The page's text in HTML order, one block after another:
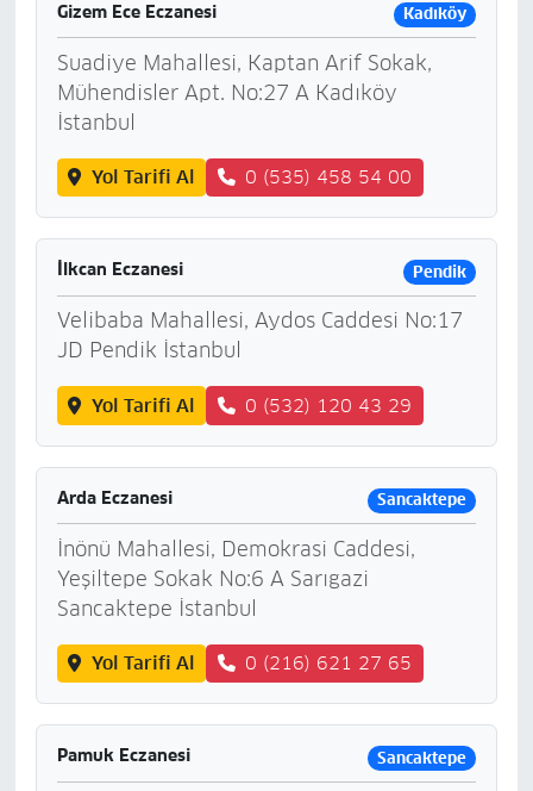
Gizem Ece Eczanesi Kadıköy
Suadiye Mahallesi, Kaptan Arif Sokak,
Mühendisler Apt. No:27 A Kadıköy
İstanbul
Yol Tarifi Al 0 (535) 458 54 00
İlkcan Eczanesi Pendik
Velibaba Mahallesi, Aydos Caddesi No:17
JD Pendik İstanbul
Yol Tarifi Al 0 (532) 120 43 29
Arda Eczanesi Sancaktepe
İnönü Mahallesi, Demokrasi Caddesi,
Yeşiltepe Sokak No:6 A Sarıgazi
Sancaktepe İstanbul
Yol Tarifi Al 0 (216) 621 27 65
Pamuk Eczanesi Sancaktepe